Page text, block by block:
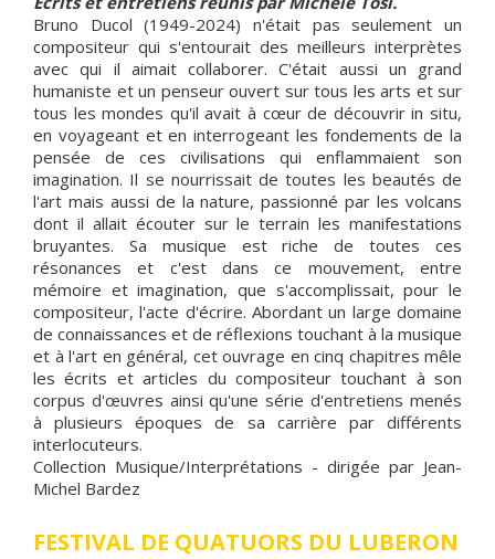
Bruno Ducol (1949-2024) n'était pas seulement un
compositeur qui s'entourait des meilleurs interprètes
avec qui il aimait collaborer. C'était aussi un grand
humaniste et un penseur ouvert sur tous les arts et sur
tous les mondes qu'il avait à cœur de découvrir in situ,
en voyageant et en interrogeant les fondements de la
pensée de ces civilisations qui enflammaient son
imagination. Il se nourrissait de toutes les beautés de
l'art mais aussi de la nature, passionné par les volcans
dont il allait écouter sur le terrain les manifestations
bruyantes. Sa musique est riche de toutes ces
résonances et c'est dans ce mouvement, entre
mémoire et imagination, que s'accomplissait, pour le
compositeur, l'acte d'écrire. Abordant un large domaine
de connaissances et de réflexions touchant à la musique
et à l'art en général, cet ouvrage en cinq chapitres mêle
les écrits et articles du compositeur touchant à son
corpus d'œuvres ainsi qu'une série d'entretiens menés
à plusieurs époques de sa carrière par différents
interlocuteurs.
Collection Musique/Interprétations - dirigée par Jean-
Michel Bardez
FESTIVAL DE QUATUORS DU LUBERON